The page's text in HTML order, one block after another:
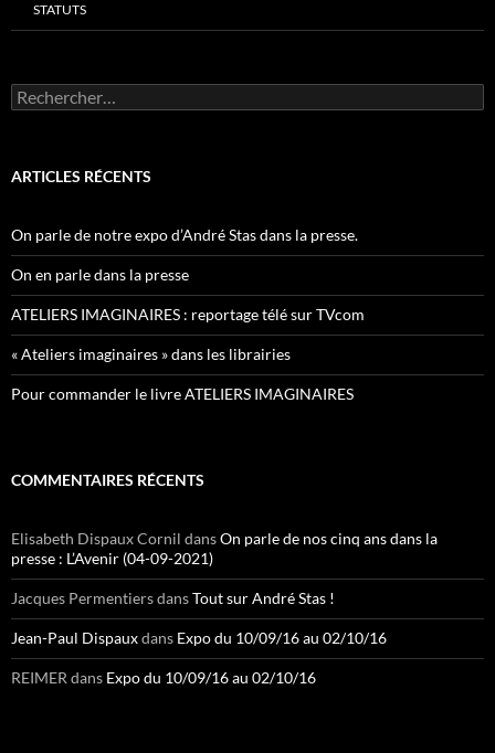
STATUTS
Rechercher :
ARTICLES RÉCENTS
On parle de notre expo d’André Stas dans la presse.
On en parle dans la presse
ATELIERS IMAGINAIRES : reportage télé sur TVcom
« Ateliers imaginaires » dans les librairies
Pour commander le livre ATELIERS IMAGINAIRES
COMMENTAIRES RÉCENTS
Elisabeth Dispaux Cornil dansOn parle de nos cinq ans dans la
presse : L’Avenir (04-09-2021)
Jacques PermentiersdansTout sur André Stas !
Jean-Paul Dispauxdans Expo du 10/09/16 au 02/10/16
REIMER dans Expo du 10/09/16 au 02/10/16